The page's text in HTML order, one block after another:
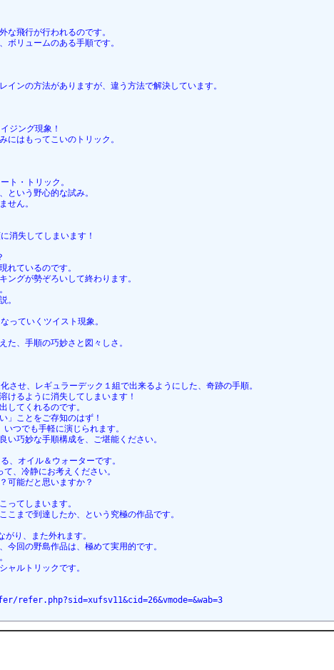
な飛行が行われるのです。
ボリュームのある手順です。
ンの方法がありますが、違う方法で解決しています。
ジング現象！
はもってこいのトリック。
ト・トリック。
という野心的な試み。
せん。
消失してしまいます！
れているのです。
グが勢ぞろいして終わります。
。
っていくツイスト現象。
、手順の巧妙さと図々しさ。
せ、レギュラーデック１組で出来るようにした、奇跡の手順。
けるように消失してしまいます！
してくれるのです。
」ことをご存知のはず！
つでも手軽に演じられます。
巧妙な手順構成を、ご堪能ください。
、オイル＆ウォーターです。
、冷静にお考えください。
可能だと思いますか？
ってしまいます。
まで到達したか、という究極の作品です。
り、また外れます。
回の野島作品は、極めて実用的です。
ャルトリックです。
refer.php?sid=xufsv11&cid=26&vmode=&wab=3